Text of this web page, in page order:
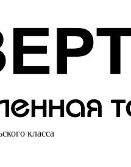
класса